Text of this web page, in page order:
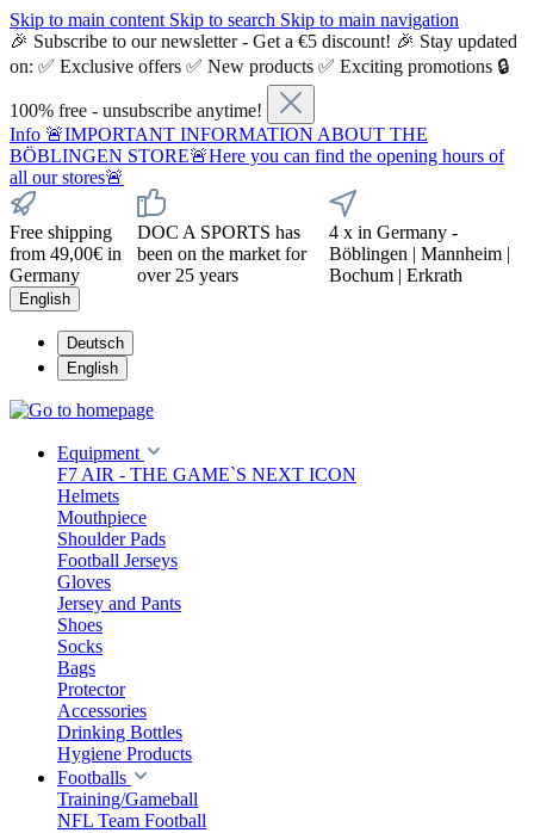
Skip to main content Skip to search Skip to main navigation
🎉 Subscribe to our newsletter - Get a €5 discount! 🎉 Stay updated
on: ✅ Exclusive offers ✅ New products ✅ Exciting promotions 🔒
100% free - unsubscribe anytime!
Info 🚨IMPORTANT INFORMATION ABOUT THE
BÖBLINGEN STORE🚨Here you can find the opening hours of
all our stores🚨
Free shipping
from 49,00€ in
Germany
DOC A SPORTS has
been on the market for
over 25 years
4 x in Germany -
Böblingen | Mannheim |
Bochum | Erkrath
English
Deutsch
English
Equipment
F7 AIR - THE GAME`S NEXT ICON
Helmets
Mouthpiece
Shoulder Pads
Football Jerseys
Gloves
Jersey and Pants
Shoes
Socks
Bags
Protector
Accessories
Drinking Bottles
Hygiene Products
Footballs
Training/Gameball
NFL Team Football